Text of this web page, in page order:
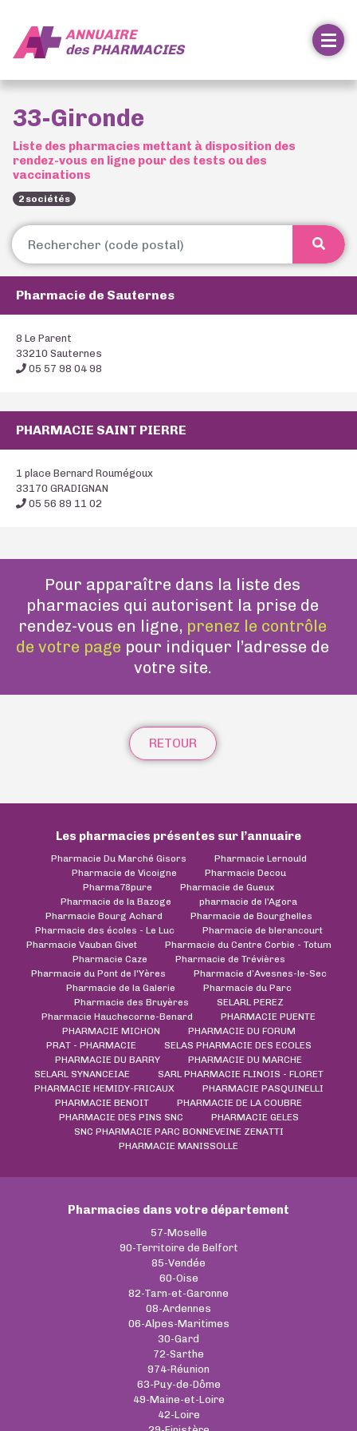
ANNUAIRE
desPHARMACIES
33-Gironde
Liste des pharmacies mettant à disposition des
rendez-vous en ligne pour des tests ou des
vaccinations
2 sociétés
Pharmacie de Sauternes
8 Le Parent
33210 Sauternes
05 57 98 04 98
PHARMACIE SAINT PIERRE
1 place Bernard Roumégoux
33170 GRADIGNAN
05 56 89 11 02
Pour apparaître dans la liste des
pharmacies qui autorisent la prise de
rendez-vous en ligne, prenez le contrôle
de votre page pour indiquer l’adresse de
votre site.
RETOUR
Les pharmacies présentes sur l’annuaire
Pharmacie Du Marché Gisors
Pharmacie Lernould
Pharmacie de Vicoigne
Pharmacie Decou
Pharma78pure
Pharmacie de Gueux
Pharmacie de la Bazoge
pharmacie de l'Agora
Pharmacie Bourg Achard
Pharmacie de Bourghelles
Pharmacie des écoles - Le Luc
Pharmacie de blerancourt
Pharmacie Vauban Givet
Pharmacie du Centre Corbie - Totum
Pharmacie Caze
Pharmacie de Trévières
Pharmacie du Pont de l'Yères
Pharmacie d’Avesnes-le-Sec
Pharmacie de la Galerie
Pharmacie du Parc
Pharmacie des Bruyères
SELARL PEREZ
Pharmacie Hauchecorne-Benard
PHARMACIE PUENTE
PHARMACIE MICHON
PHARMACIE DU FORUM
PRAT - PHARMACIE
SELAS PHARMACIE DES ECOLES
PHARMACIE DU BARRY
PHARMACIE DU MARCHE
SELARL SYNANCEIAE
SARL PHARMACIE FLINOIS - FLORET
PHARMACIE HEMIDY-FRICAUX
PHARMACIE PASQUINELLI
PHARMACIE BENOIT
PHARMACIE DE LA COUBRE
PHARMACIE DES PINS SNC
PHARMACIE GELES
SNC PHARMACIE PARC BONNEVEINE ZENATTI
PHARMACIE MANISSOLLE
Pharmacies dans votre département
57-Moselle
90-Territoire de Belfort
85-Vendée
60-Oise
82-Tarn-et-Garonne
08-Ardennes
06-Alpes-Maritimes
30-Gard
72-Sarthe
974-Réunion
63-Puy-de-Dôme
49-Maine-et-Loire
42-Loire